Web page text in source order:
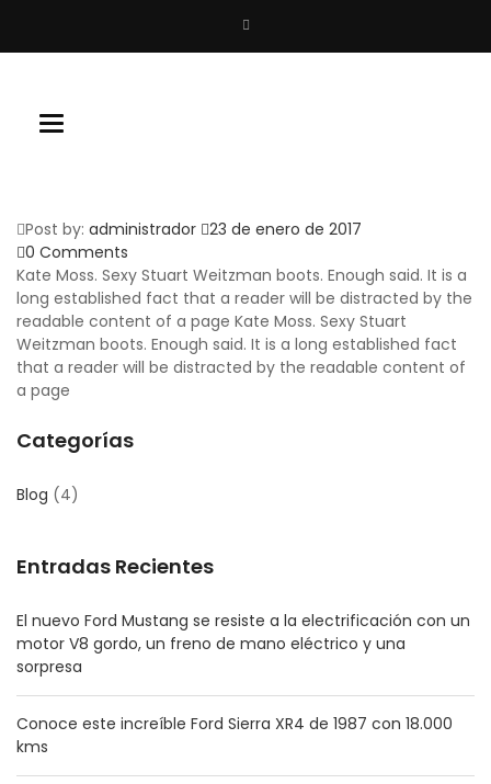
Toggle
Categorías
Blog (4)
Entradas Recientes
El nuevo Ford Mustang se resiste a la electrificación con un
motor V8 gordo, un freno de mano eléctrico y una
sorpresa
Conoce este increíble Ford Sierra XR4 de 1987 con 18.000
kms
Post by: administrador 23 de enero de 2017
0 Comments
Kate Moss. Sexy Stuart Weitzman boots. Enough said. It is a
long established fact that a reader will be distracted by the
readable content of a page Kate Moss. Sexy Stuart
Weitzman boots. Enough said. It is a long established fact
that a reader will be distracted by the readable content of
a page